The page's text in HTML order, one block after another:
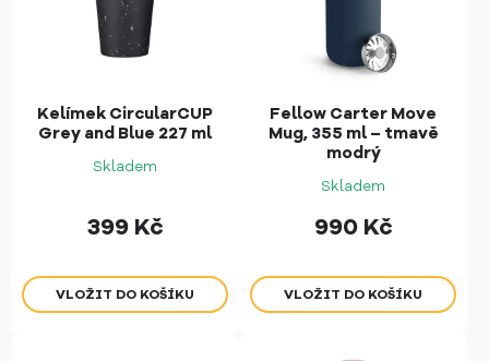
Kelímek CircularCUP
Grey and Blue 227 ml
Skladem
399 Kč
Fellow Carter Move
Mug, 355 ml – tmavě
modrý
Skladem
990 Kč